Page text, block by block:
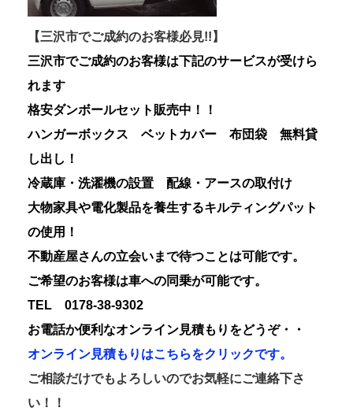
【三沢市でご成約のお客様必見!!】
三沢市でご成約のお客様は下記のサービスが受けら
れます
格安ダンボールセット販売中！！
ハンガーボックス ベットカバー 布団袋 無料貸
し出し！
冷蔵庫・洗濯機の設置 配線・アースの取付け
大物家具や電化製品を養生するキルティングパット
の使用！
不動産屋さんの立会いまで待つことは可能です。
ご希望のお客様は車への同乗が可能です。
TEL 0178-38-9302
お電話か便利なオンライン見積もりをどうぞ・・
オンライン見積もりはこちらをクリックです。
ご相談だけでもよろしいのでお気軽にご連絡下さ
い！！